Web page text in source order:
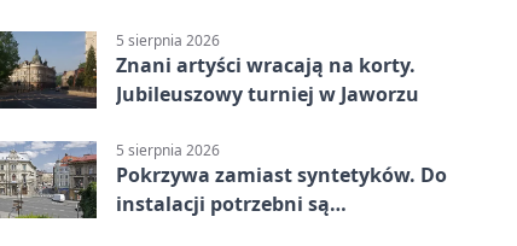
5 sierpnia 2026
Znani artyści wracają na korty.
Jubileuszowy turniej w Jaworzu
5 sierpnia 2026
Pokrzywa zamiast syntetyków. Do
instalacji potrzebni są